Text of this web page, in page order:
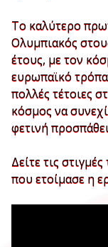
Το καλύτερο
Ολυμπιακός
έτους, με τον
ευρωπαϊκό
πολλές τέτοιες
κόσμος να
φετινή
Δείτε τις
που ετοίμασε η